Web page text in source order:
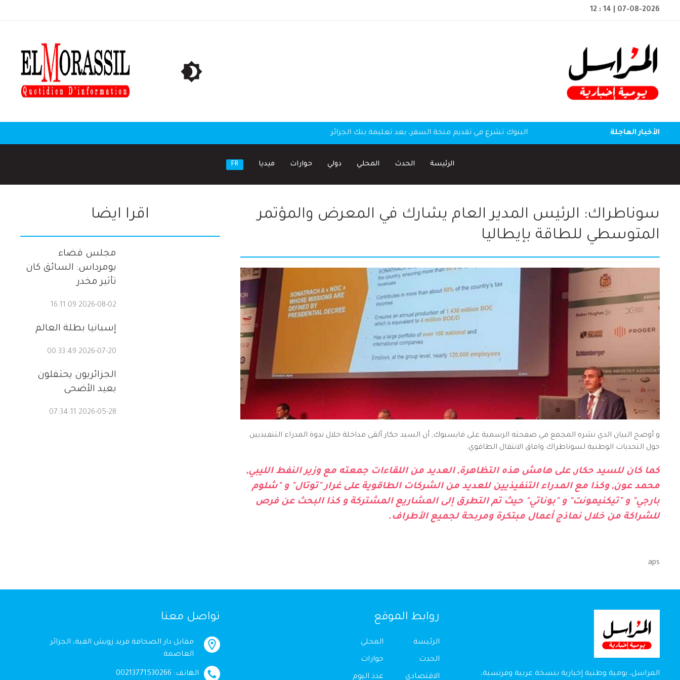
12 : 14 | 07-08-2026
الأخبار العاجلة البنوك تشرع في تقديم منحة السفر، بعد تعليمة بنك الجزائر
الرئيسة الحدث المحلي دولي حوارات ميديا FR
سوناطراك: الرئيس المدير العام يشارك في المعرض والمؤتمر
المتوسطي للطاقة بإيطاليا
و أوضح البيان الذي نشره المجمع في صفحته الرسمية على فايسبوك, أن السيد حكار ألقى مداخلة خلال ندوة المدراء التنفيذيين
حول التحديات الوطنية لسوناطراك وافاق الانتقال الطاقوي.
كما كان للسيد حكار, على هامش هذه التظاهرة, العديد من اللقاءات جمعته مع وزير النفط الليبي,
محمد عون, وكذا مع المدراء التنفيذيين للعديد من الشركات الطاقوية على غرار "توتال" و "شلوم
بارجي" و "تيكنيمونت" و "بوناتي" حيث تم التطرق إلى المشاريع المشتركة و كذا البحث عن فرص
للشراكة من خلال نماذج أعمال مبتكرة ومربحة لجميع الأطراف.
aps
اقرا ايضا
مجلس قضاء
بومرداس: السائق كان
تأثير مخدر
2026-08-02 16:11:09
إسبانيا بطلة العالم
2026-07-20 00:33:49
الجزائريون يحتفلون
بعيد الأضحى
2026-05-28 07:34:11
المراسل، يومية وطنية إخبارية بنسخة عربية وفرنسية،
روابط الموقع
الرئيسة
الحدث
الاقتصادي
المحلي
حوارات
عدد اليوم
تواصل معنا
مقابل دار الصحافة فريد زويش القبة، الجزائر
العاصمة
الهاتف: 00213771530266